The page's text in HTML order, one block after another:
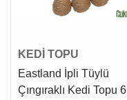
KEDİ TOPU
Eastland İpli Tüylü
Çıngıraklı Kedi Topu 6